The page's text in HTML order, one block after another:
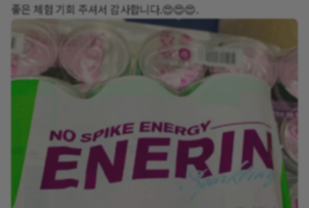
좋은 체험 기회 주셔서 감사합니다.😍😍😍.